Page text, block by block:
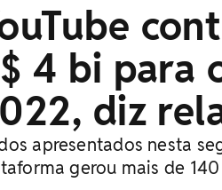
4 bi para
diz
apresentados nesta
gerou mais de